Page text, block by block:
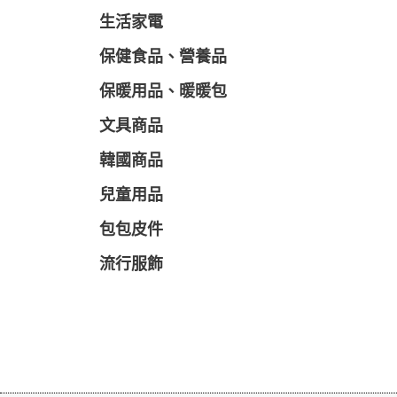
生活家電
保健食品、營養品
保暖用品、暖暖包
文具商品
韓國商品
兒童用品
包包皮件
流行服飾